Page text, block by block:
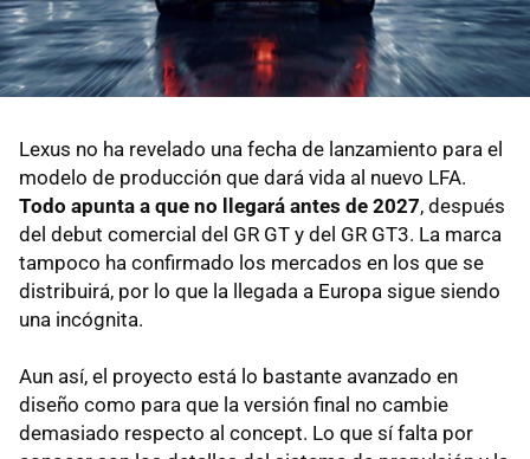
Lexus no ha revelado una fecha de lanzamiento para el
modelo de producción que dará vida al nuevo LFA.
Todo apunta a que no llegará antes de 2027, después
del debut comercial del GR GT y del GR GT3. La marca
tampoco ha confirmado los mercados en los que se
distribuirá, por lo que la llegada a Europa sigue siendo
una incógnita.
Aun así, el proyecto está lo bastante avanzado en
diseño como para que la versión final no cambie
demasiado respecto al concept. Lo que sí falta por